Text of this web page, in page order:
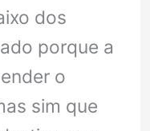
dos
porque a
o
sim que